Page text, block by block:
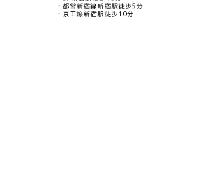
都営新宿線新宿駅徒歩5分
京王線新宿駅徒歩10分